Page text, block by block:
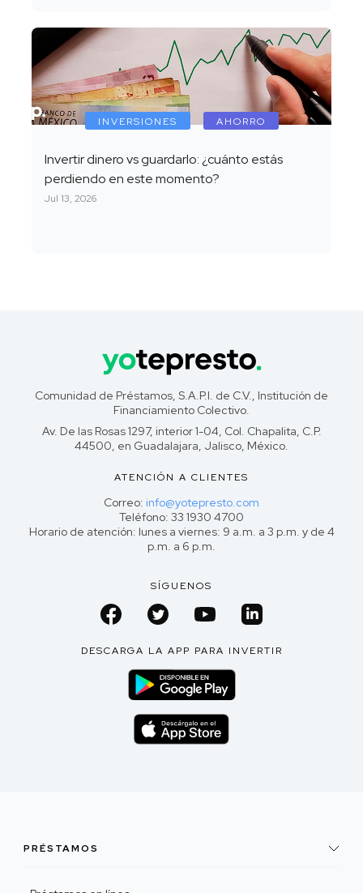
INVERSIONES AHORRO
Invertir dinero vs guardarlo: ¿cuánto estás
perdiendo en este momento?
Jul 13, 2026
Comunidad de Préstamos, S.A.P.I. de C.V., Institución de
Financiamiento Colectivo.
Av. De las Rosas 1297, interior 1-04, Col. Chapalita, C.P.
44500, en Guadalajara, Jalisco, México.
ATENCIÓN A CLIENTES
Correo: info@yotepresto.com
Teléfono: 33 1930 4700
Horario de atención: lunes a viernes: 9 a.m. a 3 p.m. y de 4
p.m. a 6 p.m.
SÍGUENOS
DESCARGA LA APP PARA INVERTIR
PRÉSTAMOS